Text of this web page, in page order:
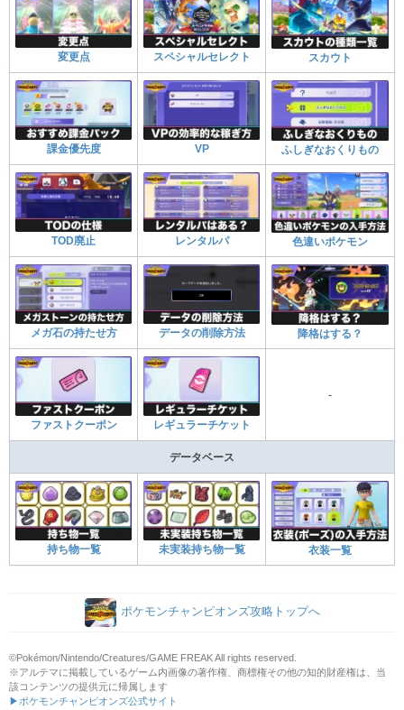
変更点 スペシャルセレクト スカウト
課金優先度 VP ふしぎなおくりもの
TOD廃止 レンタルパ 色違いポケモン
メガ石の持たせ方 データの削除方法 降格はする？
ファストクーポン レギュラーチケット
-
データベース
持ち物一覧 未実装持ち物一覧 衣装一覧
ポケモンチャンピオンズ攻略トップへ
©Pokémon/Nintendo/Creatures/GAME FREAK All rights reserved.
※アルテマに掲載しているゲーム内画像の著作権、商標権その他の知的財産権は、当
該コンテンツの提供元に帰属します
▶ポケモンチャンピオンズ公式サイト